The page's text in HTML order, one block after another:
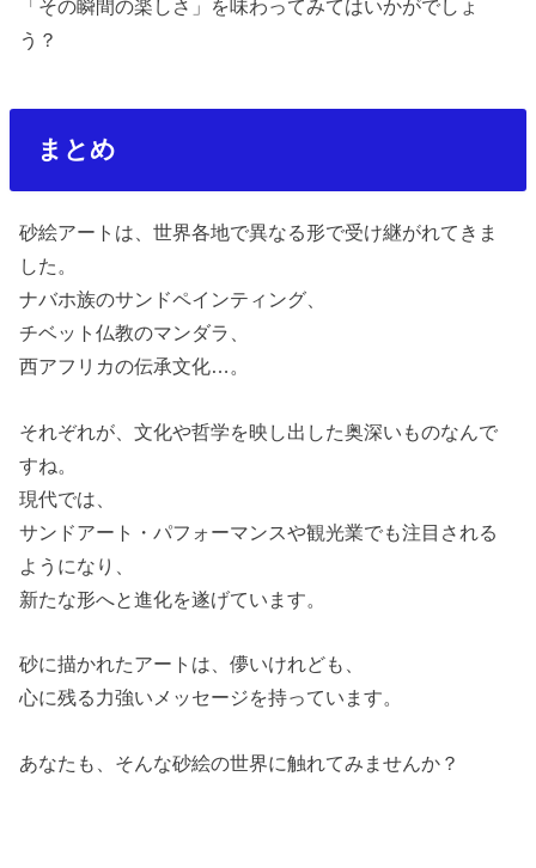
「その瞬間の楽しさ」を味わってみてはいかがでしょ
う？
まとめ
砂絵アートは、世界各地で異なる形で受け継がれてきま
した。
ナバホ族のサンドペインティング、
チベット仏教のマンダラ、
西アフリカの伝承文化…。
それぞれが、文化や哲学を映し出した奥深いものなんで
すね。
現代では、
サンドアート・パフォーマンスや観光業でも注目される
ようになり、
新たな形へと進化を遂げています。
砂に描かれたアートは、儚いけれども、
心に残る力強いメッセージを持っています。
あなたも、そんな砂絵の世界に触れてみませんか？